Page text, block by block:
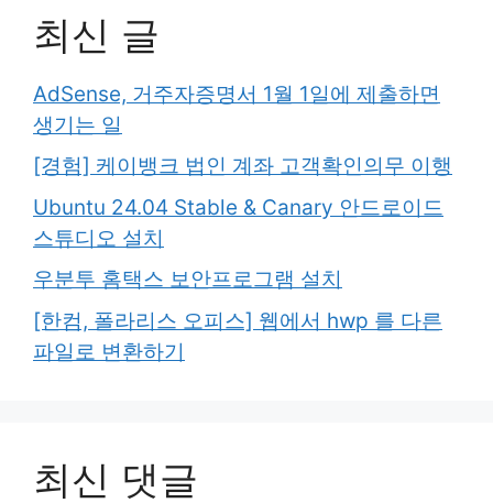
최신 글
AdSense, 거주자증명서 1월 1일에 제출하면
생기는 일
[경험] 케이뱅크 법인 계좌 고객확인의무 이행
Ubuntu 24.04 Stable & Canary 안드로이드
스튜디오 설치
우분투 홈택스 보안프로그램 설치
[한컴, 폴라리스 오피스] 웹에서 hwp 를 다른
파일로 변환하기
최신 댓글